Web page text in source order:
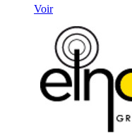
Voir